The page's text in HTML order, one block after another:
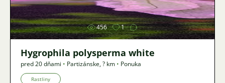
456 1
Hygrophila polysperma white
pred 20 dňami • Partizánske,? km • Ponuka
Rastliny